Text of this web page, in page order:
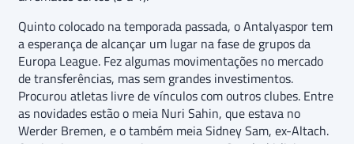
Quinto colocado na temporada passada, o Antalyaspor tem
a esperança de alcançar um lugar na fase de grupos da
Europa League. Fez algumas movimentações no mercado
de transferências, mas sem grandes investimentos.
Procurou atletas livre de vínculos com outros clubes. Entre
as novidades estão o meia Nuri Sahin, que estava no
Werder Bremen, e o também meia Sidney Sam, ex-Altach.